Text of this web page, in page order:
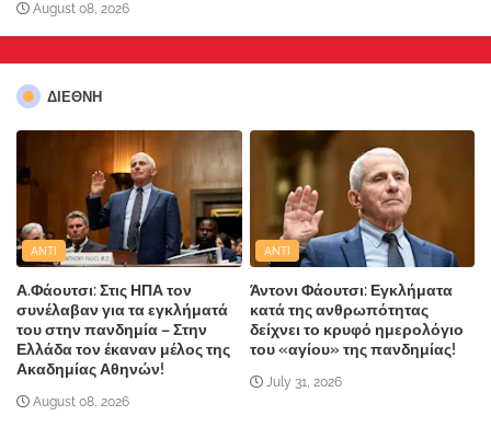
August 08, 2026
ΔΙΕΘΝΗ
ANTI
Α.Φάουτσι: Στις ΗΠΑ τον
συνέλαβαν για τα εγκλήματά
του στην πανδημία – Στην
Ελλάδα τον έκαναν μέλος της
Ακαδημίας Αθηνών!
August 08, 2026
ANTI
Άντονι Φάουτσι: Εγκλήματα
κατά της ανθρωπότητας
δείχνει το κρυφό ημερολόγιο
του «αγίου» της πανδημίας!
July 31, 2026